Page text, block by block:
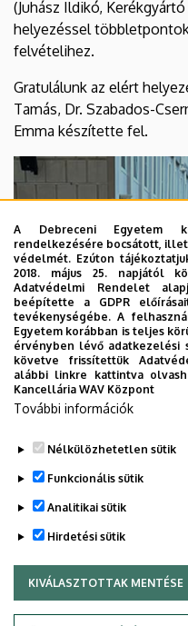
(Juhász Ildikó,
helyezéssel
felvételihez.
Gratulálunk az elért
Tamás, Dr. Szabados-
Emma készítette fel.
A Debreceni Egyetem
rendelkezésére bocsátott,
védelmét. Ezúton
2018. május 25. napjától
Adatvédelmi Rendelet
beépítette a GDPR
tevékenységébe. A
Egyetem korábban is teljes
érvényben lévő adatkezelési
követve frissítettük
alábbi linkre kattintva
Kancellária WAV Központ
További információk
Nélkülözhetetlen sütik
Funkcionális sütik
Analitikai sütik
Hirdetési sütik
KIVÁLASZTOTTAK MENTÉSE
WITHDRAW CONSENT